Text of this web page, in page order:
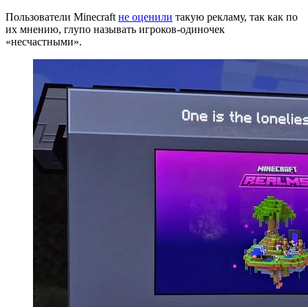
Пользователи Minecraft не оценили такую рекламу, так как по
их мнению, глупо называть игроков-одиночек
«несчастными».